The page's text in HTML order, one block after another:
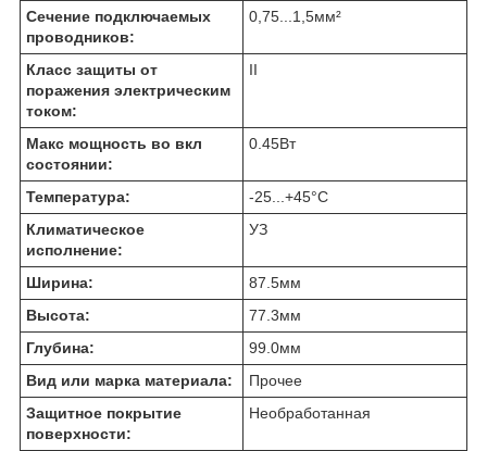
Сечение подключаемых
проводников:
0,75...1,5мм²
Класс защиты от
поражения электрическим
током:
II
Макс мощность во вкл
состоянии:
0.45Вт
Температура: -25...+45°C
Климатическое
исполнение:
УЗ
Ширина: 87.5мм
Высота:
77.3мм
Глубина:
99.0мм
Вид или марка материала:
Прочее
Защитное покрытие
поверхности:
Необработанная